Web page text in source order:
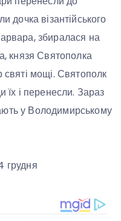
дочка візантійського
збиралася на
князя Святополка
святі мощі. Святополк
їх і перенесли. Зараз
у Володимирському
грудня